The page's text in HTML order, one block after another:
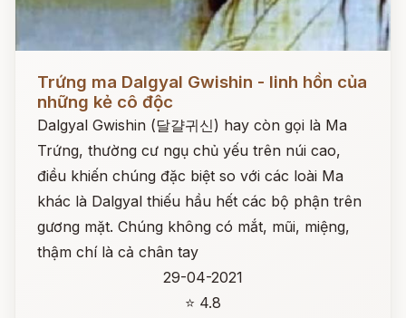
Trứng ma Dalgyal Gwishin - linh hồn của
những kẻ cô độc
Dalgyal Gwishin (달걀귀신) hay còn gọi là Ma
Trứng, thường cư ngụ chủ yếu trên núi cao,
điều khiến chúng đặc biệt so với các loài Ma
khác là Dalgyal thiếu hầu hết các bộ phận trên
gương mặt. Chúng không có mắt, mũi, miệng,
thậm chí là cả chân tay
29-04-2021
⭐ 4.8